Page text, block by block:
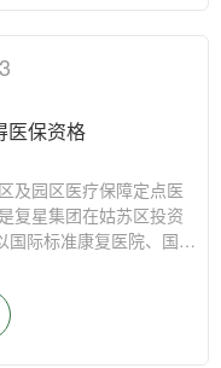
指导、家用康复器具的
、疏散集结点）、应急
过重点预案应急响应简
办法。 课堂最后，施老
后续讲对于应急预案进
馈情况，大家表示通过本
现突发情况时能做到心
医保资格
及园区医疗保障定点医
复星集团在姑苏区投资
国际标准康复医院、国际
苏州星健康复医院于8
定点医疗机构》资
西南侧），坐拥繁华商